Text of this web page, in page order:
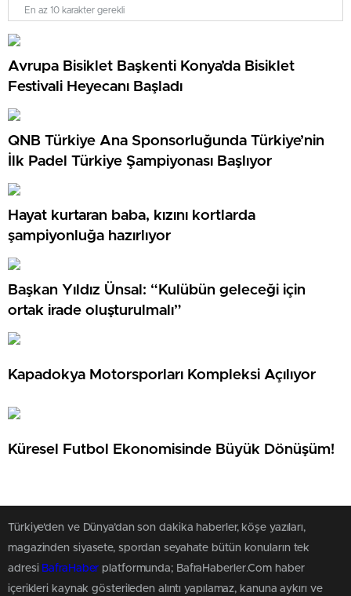
En az 10 karakter gerekli
Avrupa Bisiklet Başkenti Konya’da Bisiklet
Festivali Heyecanı Başladı
QNB Türkiye Ana Sponsorluğunda Türkiye’nin
İlk Padel Türkiye Şampiyonası Başlıyor
Hayat kurtaran baba, kızını kortlarda
şampiyonluğa hazırlıyor
Başkan Yıldız Ünsal: “Kulübün geleceği için
ortak irade oluşturulmalı”
Kapadokya Motorsporları Kompleksi Açılıyor
Küresel Futbol Ekonomisinde Büyük Dönüşüm!
Türkiye'den ve Dünya’dan son dakika haberler, köşe yazıları,
magazinden siyasete, spordan seyahate bütün konuların tek
adresi BafraHaber platformunda; BafraHaberler.Com haber
içerikleri kaynak gösterileden alıntı yapılamaz, kanuna aykırı ve